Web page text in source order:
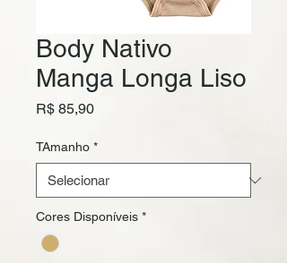
Body Nativo
Manga Longa Liso
R$ 85,90Preço
TAmanho *
Cores Disponíveis *